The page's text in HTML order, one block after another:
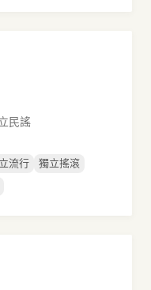
民謠
流行
獨立搖滾